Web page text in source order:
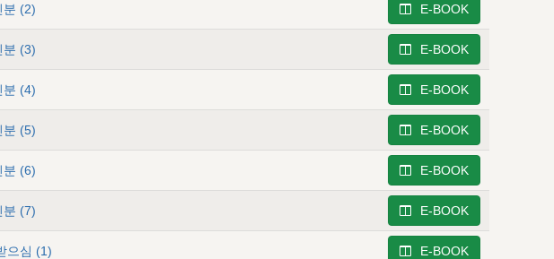
분 (2) E-BOOK
분 (3) E-BOOK
분 (4) E-BOOK
분 (5) E-BOOK
분 (6) E-BOOK
분 (7) E-BOOK
으심 (1) E-BOOK